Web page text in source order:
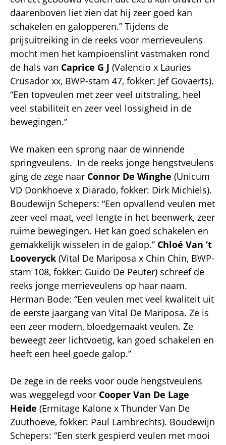
daarenboven liet zien dat hij zeer goed kan
schakelen en galopperen.” Tijdens de
prijsuitreiking in de reeks voor merrieveulens
mocht men het kampioenslint vastmaken rond
de hals van Caprice G J (Valencio x Lauries
Crusador xx, BWP-stam 47, fokker: Jef Govaerts).
“Een topveulen met zeer veel uitstraling, heel
veel stabiliteit en zeer veel lossigheid in de
bewegingen.”
We maken een sprong naar de winnende
springveulens. In de reeks jonge hengstveulens
ging de zege naar Connor De Winghe (Unicum
VD Donkhoeve x Diarado, fokker: Dirk Michiels).
Boudewijn Schepers: “Een opvallend veulen met
zeer veel maat, veel lengte in het beenwerk, zeer
ruime bewegingen. Het kan goed schakelen en
gemakkelijk wisselen in de galop.” Chloé Van ’t
Looveryck (Vital De Mariposa x Chin Chin, BWP-
stam 108, fokker: Guido De Peuter) schreef de
reeks jonge merrieveulens op haar naam.
Herman Bode: “Een veulen met veel kwaliteit uit
de eerste jaargang van Vital De Mariposa. Ze is
een zeer modern, bloedgemaakt veulen. Ze
beweegt zeer lichtvoetig, kan goed schakelen en
heeft een heel goede galop.”
De zege in de reeks voor oude hengstveulens
was weggelegd voor Cooper Van De Lage
Heide (Ermitage Kalone x Thunder Van De
Zuuthoeve, fokker: Paul Lambrechts). Boudewijn
Schepers: “Een sterk gespierd veulen met mooi